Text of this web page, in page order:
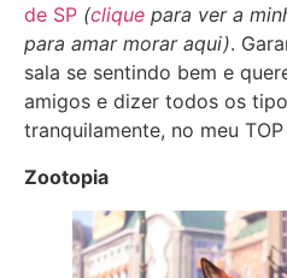
de SP (clique para ver a
para amar morar aqui).
sala se sentindo bem e
amigos e dizer todos os
tranquilamente, no meu
Zootopia